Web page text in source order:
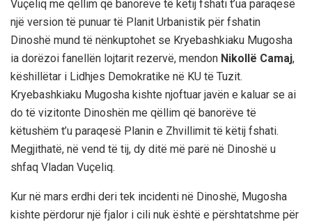
Vuçeliq me qëllim që banorëve të këtij fshati t’ua paraqesë
një version të punuar të Planit Urbanistik për fshatin
Dinoshë mund të nënkuptohet se Kryebashkiaku Mugosha
ia dorëzoi fanellën lojtarit rezervë, mendon Nikollë Camaj,
këshillëtar i Lidhjes Demokratike në KU të Tuzit.
Kryebashkiaku Mugosha kishte njoftuar javën e kaluar se ai
do të vizitonte Dinoshën me qëllim që banorëve të
këtushëm t’u paraqesë Planin e Zhvillimit të këtij fshati.
Megjithatë, në vend të tij, dy ditë më parë në Dinoshë u
shfaq Vladan Vuçeliq.
Kur në mars erdhi deri tek incidenti në Dinoshë, Mugosha
kishte përdorur një fjalor i cili nuk është e përshtatshme për